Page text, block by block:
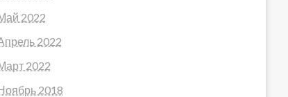
2022
2022
2022
2018